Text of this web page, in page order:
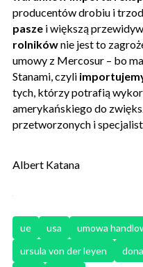
producentów drobiu i
pasze i większą
rolnikównie jest to
umowy z Mercosur – bo
Stanami, czyli
tych, którzy potrafią
amerykańskiego do
przetworzonych i
Albert Katana
ue usa umowa
ursula von der leyen